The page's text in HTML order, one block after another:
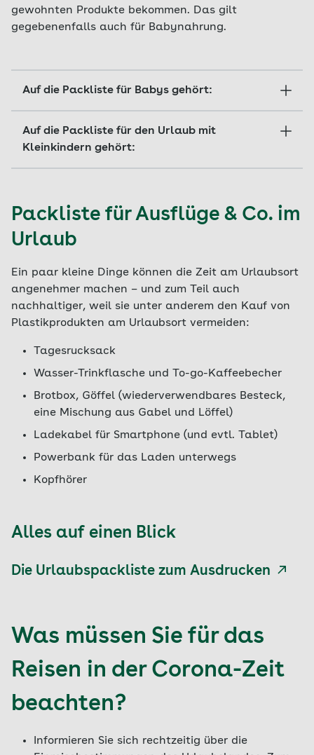
gewohnten Produkte bekommen. Das gilt
gegebenenfalls auch für Babynahrung.
Auf die Packliste für Babys gehört:
lange und kurze Bodys (mindestens ein Body
pro Tag)
Söckchen für jeden Tag
leichter Schlafsack
Windeln
Hautpflege-Produkte (auch
Wundschutzcreme)
Lätzchen
evtl. Babyphone
Auf die Packliste für den Urlaub mit
Kleinkindern gehört:
jeden Tag gewechselt werden können – oder
gewaschen, plus zwei bis drei Hosen extra
für abends)
zwei Pullover pro Woche
Jacke
täglich frische Unterwäsche
Badekleidung (ggf. Schwimmbrille)
leichte und feste Schuhe
Sonnenhut, mit Schutz für den Nacken
Sonnenschutzmittel mit mindestens
Lichtschutzfaktor 30, evtl. wasserfest und
After-Sun-Creme
Hauptpflegeprodukte
Lieblingskuscheltier
ausgewählte Spielsachen, auch für die Reise
(und für die ganze Familie)
Packliste für Ausflüge & Co. im
Urlaub
Ein paar kleine Dinge können die Zeit am Urlaubsort
angenehmer machen – und zum Teil auch
nachhaltiger, weil sie unter anderem den Kauf von
Plastikprodukten am Urlaubsort vermeiden:
Tagesrucksack
Wasser-Trinkflasche und To-go-Kaffeebecher
Brotbox, Göffel (wiederverwendbares Besteck,
eine Mischung aus Gabel und Löffel)
Ladekabel für Smartphone (und evtl. Tablet)
Powerbank für das Laden unterwegs
Kopfhörer
Alles auf einen Blick
Die Urlaubspackliste zum Ausdrucken
Was müssen Sie für das
Reisen in der Corona-Zeit
beachten?
Informieren Sie sich rechtzeitig über die